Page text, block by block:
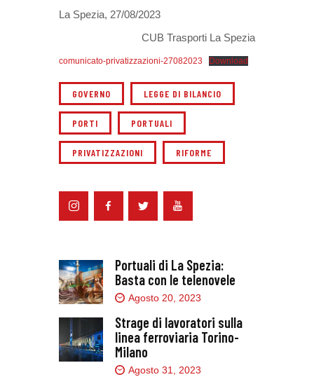
La Spezia, 27/08/2023
CUB Trasporti La Spezia
comunicato-privatizzazioni-27082023 Download
GOVERNO LEGGE DI BILANCIO
PORTI PORTUALI
PRIVATIZZAZIONI RIFORME
Portuali di La Spezia:
Basta con le telenovele
Agosto 20, 2023
Strage di lavoratori sulla
linea ferroviaria Torino-
Milano
Agosto 31, 2023